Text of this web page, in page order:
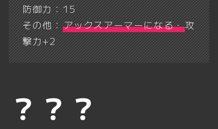
防御力：15
その他： アックスアーマーになる・攻
撃力+2
？？？